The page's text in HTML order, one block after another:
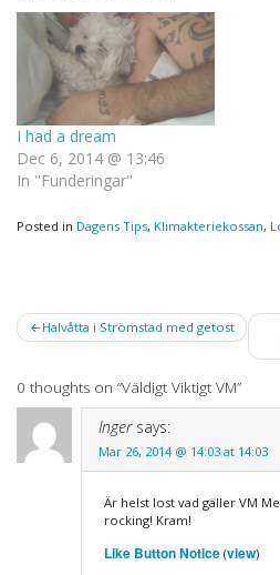
I had a dream
Dec 6, 2014 @ 13:46
In "Funderingar"
Posted in Dagens Tips, Klimakteriekossan,
PostHalvåtta i Strömstad med getost
0 thoughts on “Väldigt Viktigt VM”
Inger says:
Mar 26, 2014 @ 14:03 at 14:03
Är helst lost vad gäller VM
rocking! Kram!
Like Button Notice(view)